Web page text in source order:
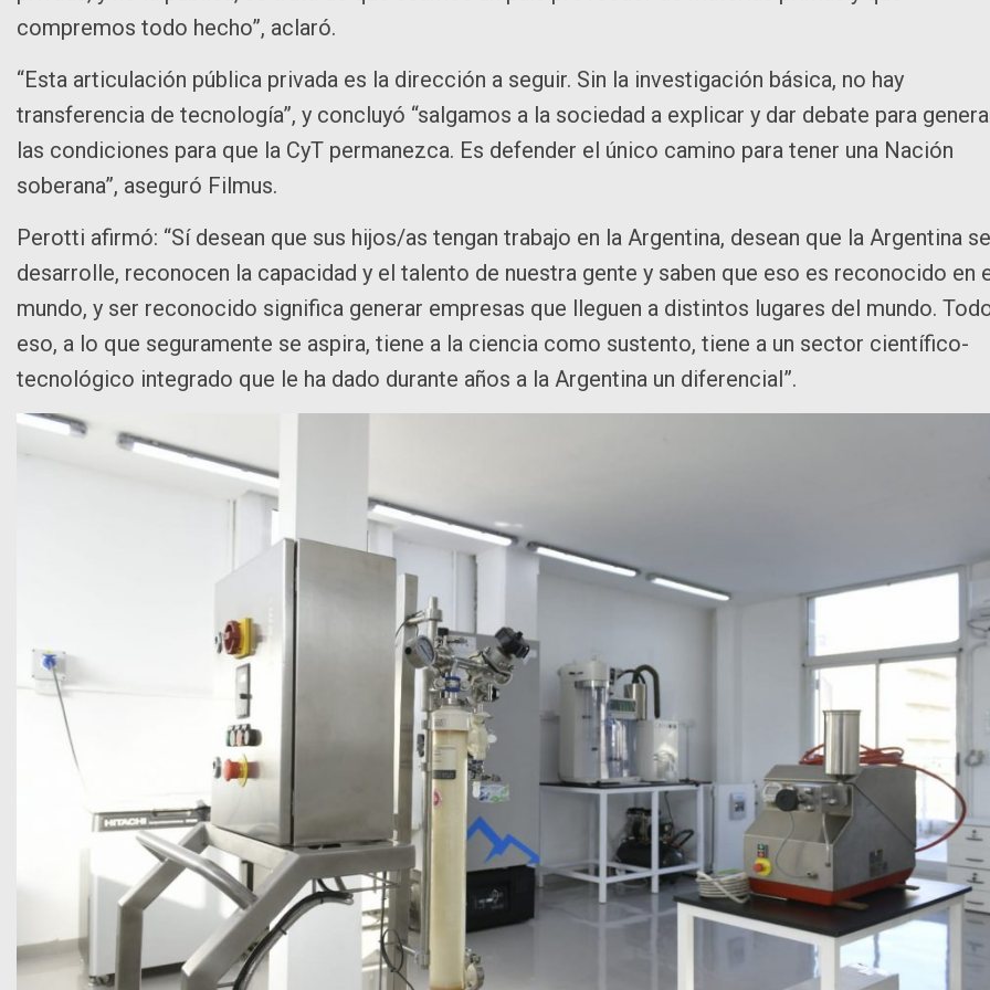
compremos todo hecho”, aclaró.
“Esta articulación pública privada es la dirección a seguir. Sin la investigación básica, no hay
transferencia de tecnología”, y concluyó “salgamos a la sociedad a explicar y dar debate para
las condiciones para que la CyT permanezca. Es defender el único camino para tener una Nación
soberana”, aseguró Filmus.
Perotti afirmó: “Sí desean que sus hijos/as tengan trabajo en la Argentina, desean que la Argentina se
desarrolle, reconocen la capacidad y el talento de nuestra gente y saben que eso es reconocido en
mundo, y ser reconocido significa generar empresas que lleguen a distintos lugares del mundo.
eso, a lo que seguramente se aspira, tiene a la ciencia como sustento, tiene a un sector científico-
tecnológico integrado que le ha dado durante años a la Argentina un diferencial”.